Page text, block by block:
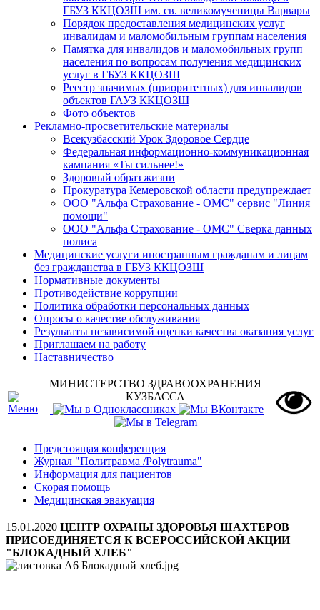
ГБУЗ ККЦОЗШ им. св. великомученицы Варвары
Порядок предоставления медицинских услуг
инвалидам и маломобильным группам населения
Памятка для инвалидов и маломобильных групп
населения по вопросам получения медицинских
услуг в ГБУЗ ККЦОЗШ
Реестр значимых (приоритетных) для инвалидов
объектов ГАУЗ ККЦОЗШ
Фото объектов
Рекламно-просветительские материалы
Всекузбасский Урок Здоровое Сердце
Федеральная информационно-коммуникационная
кампания «Ты сильнее!»
Здоровый образ жизни
Прокуратура Кемеровской области предупреждает
ООО "Альфа Страхование - ОМС" сервис "Линия
помощи"
ООО "Альфа Страхование - ОМС" Сверка данных
полиса
Медицинские услуги иностранным гражданам и лицам
без гражданства в ГБУЗ ККЦОЗШ
Нормативные документы
Противодействие коррупции
Политика обработки персональных данных
Опросы о качестве обслуживания
Результаты независимой оценки качества оказания услуг
Приглашаем на работу
Наставничество
МИНИСТЕРСТВО ЗДРАВООХРАНЕНИЯ
КУЗБАССА
Предстоящая конференция
Журнал "Политравма /Polytrauma"
Информация для пациентов
Скорая помощь
Медицинская эвакуация
15.01.2020 ЦЕНТР ОХРАНЫ ЗДОРОВЬЯ ШАХТЕРОВ
ПРИСОЕДИНЯЕТСЯ К ВСЕРОССИЙСКОЙ АКЦИИ
"БЛОКАДНЫЙ ХЛЕБ"